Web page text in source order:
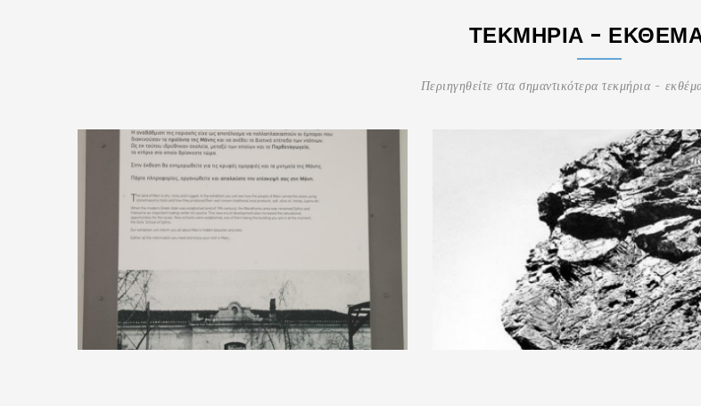
ΤΕΚΜΉΡΙΑ -
Περιηγηθείτε στα σημαντικότερα τεκμήρια -